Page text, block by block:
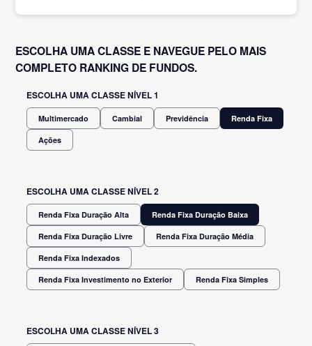
ESCOLHA UMA CLASSE E NAVEGUE PELO MAIS
COMPLETO RANKING DE FUNDOS.
ESCOLHA UMA CLASSE NÍVEL 1
Multimercado Cambial Previdência Renda Fixa
Ações
ESCOLHA UMA CLASSE NÍVEL 2
Renda Fixa Duração Alta Renda Fixa Duração Baixa
Renda Fixa Duração Livre Renda Fixa Duração Média
Renda Fixa Indexados
Renda Fixa Investimento no Exterior Renda Fixa Simples
ESCOLHA UMA CLASSE NÍVEL 3